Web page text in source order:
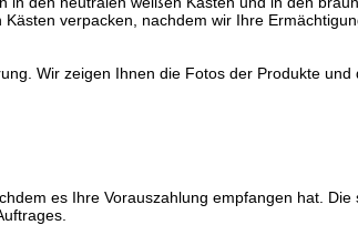
verpacken, nachdem wir Ihre
Wir zeigen Ihnen die Fotos der Produkte und
es Ihre Vorauszahlung empfangen hat.